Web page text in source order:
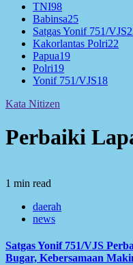
TNI98
Babinsa25
Satgas Yonif 751/VJS
Kakorlantas Polri22
Papua19
Polri19
Yonif 751/VJS18
Kata Nitizen
Perbaiki
1 min read
daerah
news
Satgas Yonif 751/VJS
Bugar, Kebersamaan